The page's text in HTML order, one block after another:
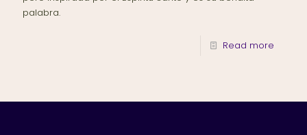
palabra.
Read more